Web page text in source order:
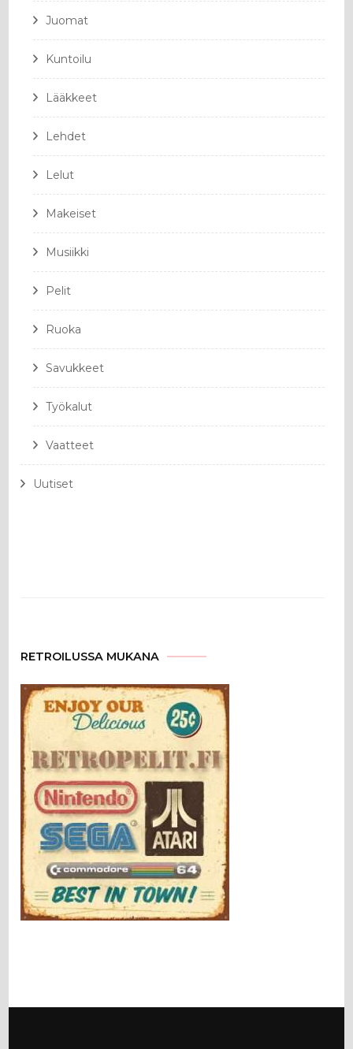
Juomat
Kuntoilu
Lääkkeet
Lehdet
Lelut
Makeiset
Musiikki
Pelit
Ruoka
Savukkeet
Työkalut
Vaatteet
Uutiset
RETROILUSSA MUKANA